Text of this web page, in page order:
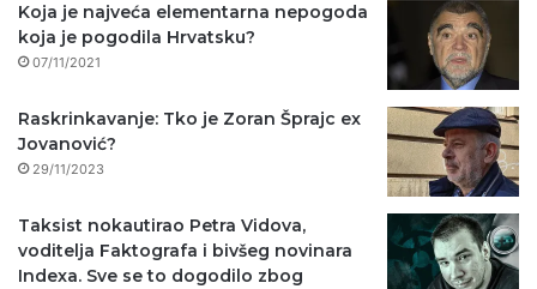
Koja je najveća elementarna nepogoda
koja je pogodila Hrvatsku?
07/11/2021
Raskrinkavanje: Tko je Zoran Šprajc ex
Jovanović?
29/11/2023
Taksist nokautirao Petra Vidova,
voditelja Faktografa i bivšeg novinara
Indexa. Sve se to dogodilo zbog